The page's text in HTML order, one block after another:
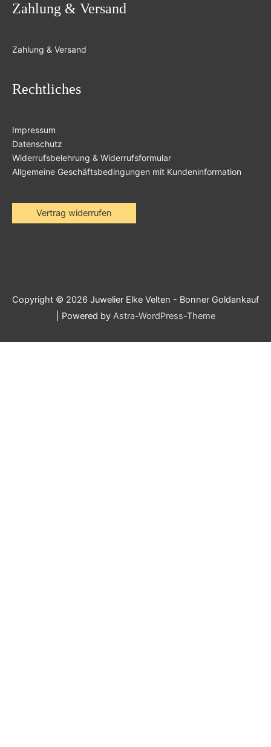
Zahlung & Versand
Zahlung & Versand
Rechtliches
Impressum
Datenschutz
Widerrufsbelehrung & Widerrufsformular
Allgemeine Geschäftsbedingungen mit Kundeninformation
Vertrag widerrufen
Copyright © 2026 Juwelier Elke Velten - Bonner Goldankauf
| Powered by Astra-WordPress-Theme